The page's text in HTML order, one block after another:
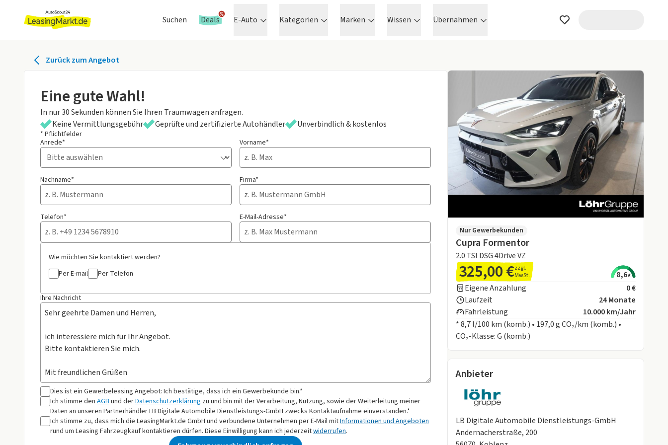
Suchen Deals E-Auto Kategorien Marken Wissen Übernahmen
Zurück zum Angebot
Eine gute Wahl!
In nur 30 Sekunden können Sie Ihren Traumwagen anfragen.
Keine Vermittlungsgebühr
Geprüfte und zertifizierte Autohändler Unverbindlich & kostenlos
* Pflichtfelder
Anrede*
Vorname*
Nachname* Firma*
Telefon* E-Mail-Adresse*
Wie möchten Sie kontaktiert werden?
Per E-mail
Per Telefon
Ihre Nachricht
Dies ist ein Gewerbeleasing Angebot: Ich bestätige, dass ich ein Gewerbekunde bin.*
Ich stimme den AGBund derDatenschutzerklärung zu und bin mit der Verarbeitung, Nutzung, sowie der Weiterleitung meiner
Daten an unseren Partnerhändler LB Digitale Automobile Dienstleistungs-GmbH zwecks Kontaktaufnahme einverstanden.*
Ich stimme zu, dass mich die LeasingMarkt.de GmbH und verbundene Unternehmen per E-Mail mitInformationen und Angeboten
rund um Leasing Fahrzeugkauf kontaktieren dürfen. Diese Einwilligung kann ich jederzeitwiderrufen.
Nur Gewerbekunden
Cupra Formentor
2.0 TSI DSG 4Drive VZ
325,00 €zzgl.
MwSt.
8,6
Eigene Anzahlung
0 €
Laufzeit
24 Monate
Fahrleistung
10.000 km/Jahr
* 8,7 l/100 km (komb.) • 197,0 g CO₂/km (komb.) •
CO₂-Klasse: G (komb.)
Anbieter
LB Digitale Automobile Dienstleistungs-GmbH
Andernacherstraße, 200